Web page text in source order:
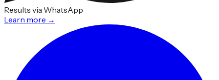
Results via WhatsApp
Learn more →